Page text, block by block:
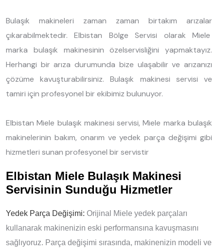
Bulaşık makineleri zaman zaman birtakım arızalar
çıkarabilmektedir. Elbistan Bölge Servisi olarak Miele
marka bulaşık makinesinin özelservisliğini yapmaktayız.
Herhangi bir arıza durumunda bize ulaşabilir ve arızanızı
çözüme kavuşturabilirsiniz. Bulaşık makinesi servisi ve
tamiri için profesyonel bir ekibimiz bulunuyor.
Elbistan Miele bulaşık makinesi servisi, Miele marka bulaşık
makinelerinin bakım, onarım ve yedek parça değişimi gibi
hizmetleri sunan profesyonel bir servistir
Elbistan Miele Bulaşık Makinesi
Servisinin Sunduğu Hizmetler
Yedek Parça Değişimi: Orijinal Miele yedek parçaları
kullanarak makinenizin eski performansına kavuşmasını
sağlıyoruz. Parça değişimi sırasında, makinenizin modeli ve